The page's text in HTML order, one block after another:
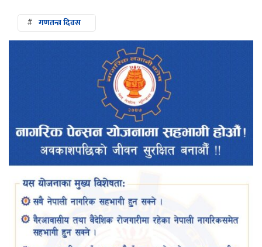
# गणतन्त्र दिवस